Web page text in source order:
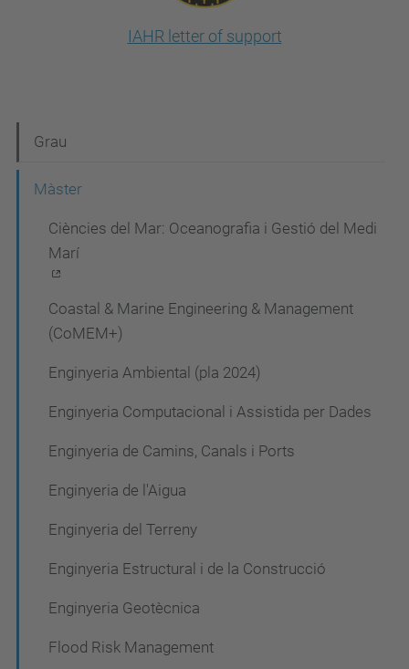
IAHR letter of support
a
Grau
Màster
Ciències del Mar: Oceanografia i Gestió del Medi
Marí
Coastal & Marine Engineering & Management
(CoMEM+)
Enginyeria Ambiental (pla 2024)
Enginyeria Computacional i Assistida per Dades
Enginyeria de Camins, Canals i Ports
Enginyeria de l'Aigua
Enginyeria del Terreny
Enginyeria Estructural i de la Construcció
Enginyeria Geotècnica
Flood Risk Management